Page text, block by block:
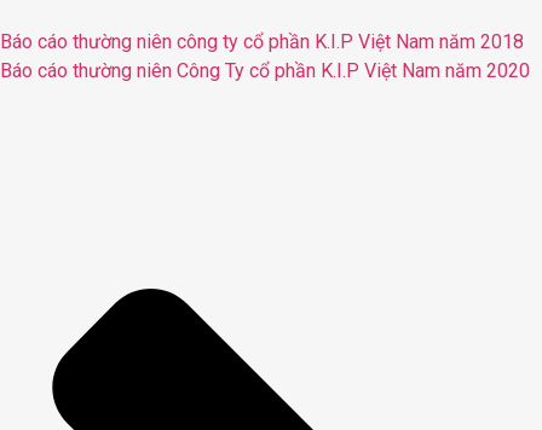
Báo cáo thường niên công ty cổ phần K.I.P Việt Nam năm 2018
Báo cáo thường niên Công Ty cổ phần K.I.P Việt Nam năm 2020